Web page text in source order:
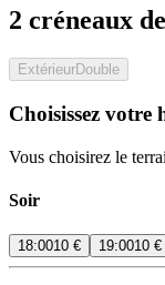
2 créneaux
ExtérieurDouble
Choisissez votre
Vous choisirez le
Soir
18:0010 € 19:0010 €